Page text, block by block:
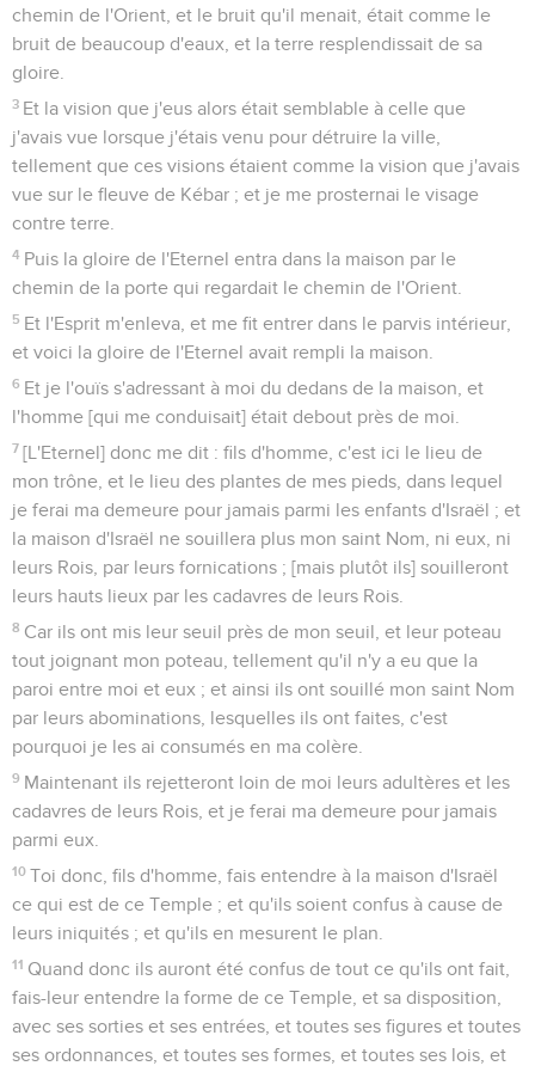
chemin de l'Orient, et le bruit qu'il menait, était comme le
bruit de beaucoup d'eaux, et la terre resplendissait de sa
gloire.
3 Et la vision que j'eus alors était semblable à celle que
j'avais vue lorsque j'étais venu pour détruire la ville,
tellement que ces visions étaient comme la vision que j'avais
vue sur le fleuve de Kébar ; et je me prosternai le visage
contre terre.
4 Puis la gloire de l'Eternel entra dans la maison par le
chemin de la porte qui regardait le chemin de l'Orient.
5 Et l'Esprit m'enleva, et me fit entrer dans le parvis intérieur,
et voici la gloire de l'Eternel avait rempli la maison.
6 Et je l'ouïs s'adressant à moi du dedans de la maison, et
l'homme [qui me conduisait] était debout près de moi.
7 [L'Eternel] donc me dit : fils d'homme, c'est ici le lieu de
mon trône, et le lieu des plantes de mes pieds, dans lequel
je ferai ma demeure pour jamais parmi les enfants d'Israël ; et
la maison d'Israël ne souillera plus mon saint Nom, ni eux, ni
leurs Rois, par leurs fornications ; [mais plutôt ils] souilleront
leurs hauts lieux par les cadavres de leurs Rois.
8 Car ils ont mis leur seuil près de mon seuil, et leur poteau
tout joignant mon poteau, tellement qu'il n'y a eu que la
paroi entre moi et eux ; et ainsi ils ont souillé mon saint Nom
par leurs abominations, lesquelles ils ont faites, c'est
pourquoi je les ai consumés en ma colère.
9 Maintenant ils rejetteront loin de moi leurs adultères et les
cadavres de leurs Rois, et je ferai ma demeure pour jamais
parmi eux.
10 Toi donc, fils d'homme, fais entendre à la maison d'Israël
ce qui est de ce Temple ; et qu'ils soient confus à cause de
leurs iniquités ; et qu'ils en mesurent le plan.
11 Quand donc ils auront été confus de tout ce qu'ils ont fait,
fais-leur entendre la forme de ce Temple, et sa disposition,
avec ses sorties et ses entrées, et toutes ses figures et toutes
ses ordonnances, et toutes ses formes, et toutes ses lois, et